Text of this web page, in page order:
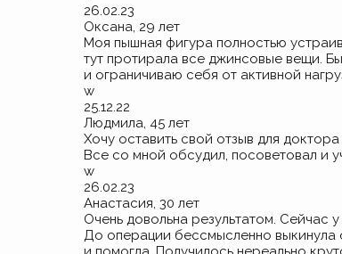
26.02.23
Оксана, 29 лет
Моя пышная фигура полностью
тут протирала все джинсовые вещи.
и ограничиваю себя от активной
w
25.12.22
Людмила, 45 лет
Хочу оставить свой отзыв для
Все со мной обсудил, посоветовал и
w
26.02.23
Анастасия, 30 лет
Очень довольна результатом. Сейчас
До операции бессмысленно выкинула